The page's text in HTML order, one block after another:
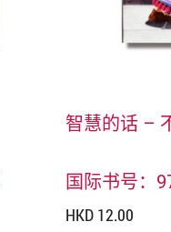
智慧的话 –
国际书号：
HKD 12.00